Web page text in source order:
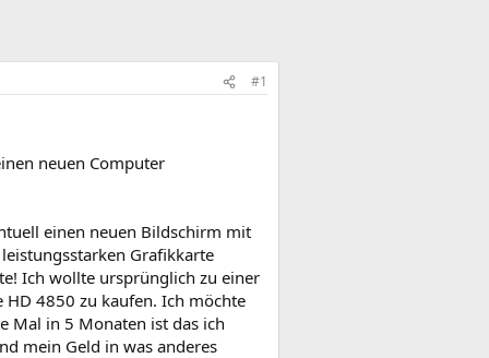
#1
neuen Computer
einen neuen Bildschirm mit
Grafikkarte
Ich wollte ursprünglich zu einer
4850 zu kaufen. Ich möchte
Mal in 5 Monaten ist das ich
mein Geld in was anderes